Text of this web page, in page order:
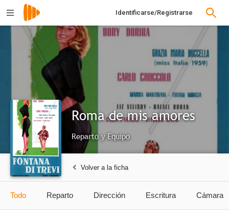
Identificarse/Registrarse
Roma de mis amores
Reparto y Equipo
Volver a la ficha
Todo Reparto Dirección Escritura Cámara